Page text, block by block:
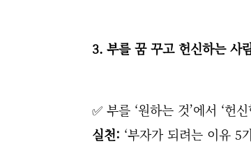
3. 부를 꿈 꾸고 헌신하는 사
✅ 부를 ‘원하는 것’에서 ‘헌
실천: ‘부자가 되려는 이유 5